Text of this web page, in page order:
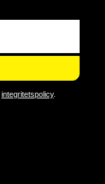
integritetspolicy.